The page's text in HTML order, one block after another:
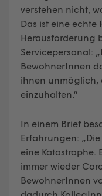
verstehen nicht,
Das ist eine echte
Herausforderung
Servicepersonal:
BewohnerInnen
ihnen unmöglich,
einzuhalten.“
In einem Brief
Erfahrungen:
eine Katastrophe.
immer wieder
BewohnerInnen